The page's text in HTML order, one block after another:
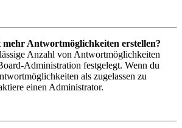
Antwortmöglichkeiten erstellen?
Anzahl von Antwortmöglichkeiten
Administration festgelegt. Wenn du
als zugelassen zu
einen Administrator.